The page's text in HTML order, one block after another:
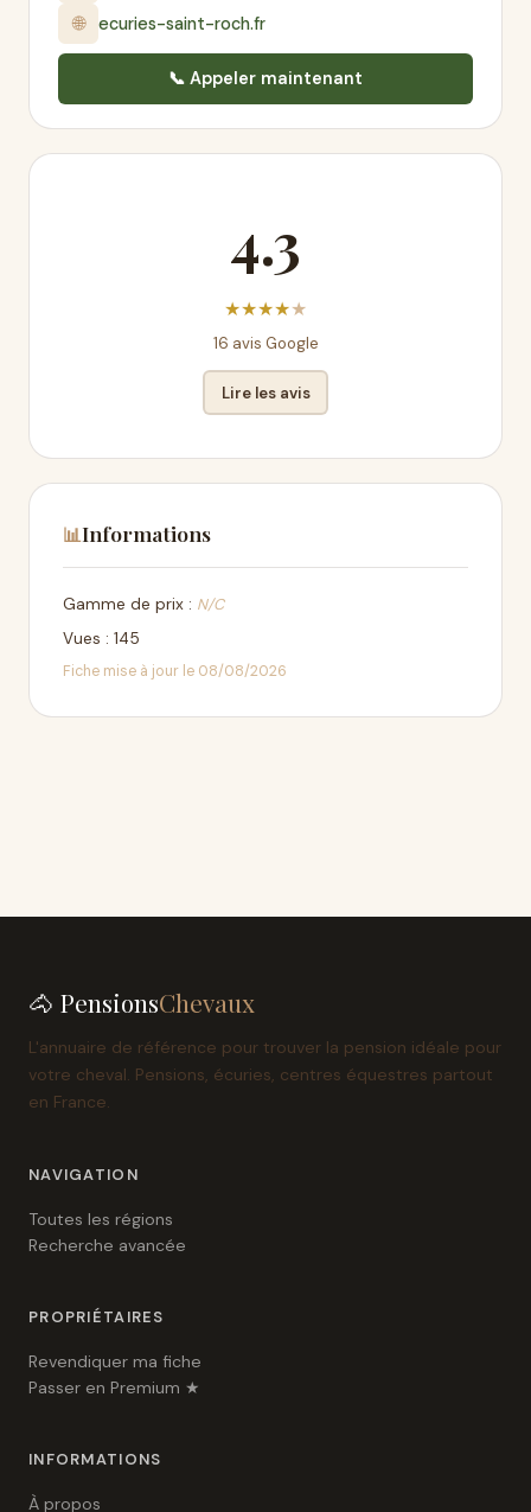
🌐 ecuries-saint-roch.fr
📞 Appeler maintenant
4.3
★★★★★
16 avis Google
Lire les avis
📊Informations
Gamme de prix : N/C
Vues : 145
Fiche mise à jour le 08/08/2026
🐴 PensionsChevaux
L'annuaire de référence pour trouver la pension idéale pour
votre cheval. Pensions, écuries, centres équestres partout
en France.
NAVIGATION
Toutes les régions
Recherche avancée
PROPRIÉTAIRES
Revendiquer ma fiche
Passer en Premium ★
INFORMATIONS
À propos